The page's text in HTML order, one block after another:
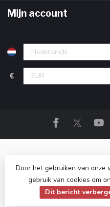
Mijn account
€
© Copyright 2026 Club
Lightspeed
Door het gebruiken van onze
gebruik van cookies om
Dit bericht